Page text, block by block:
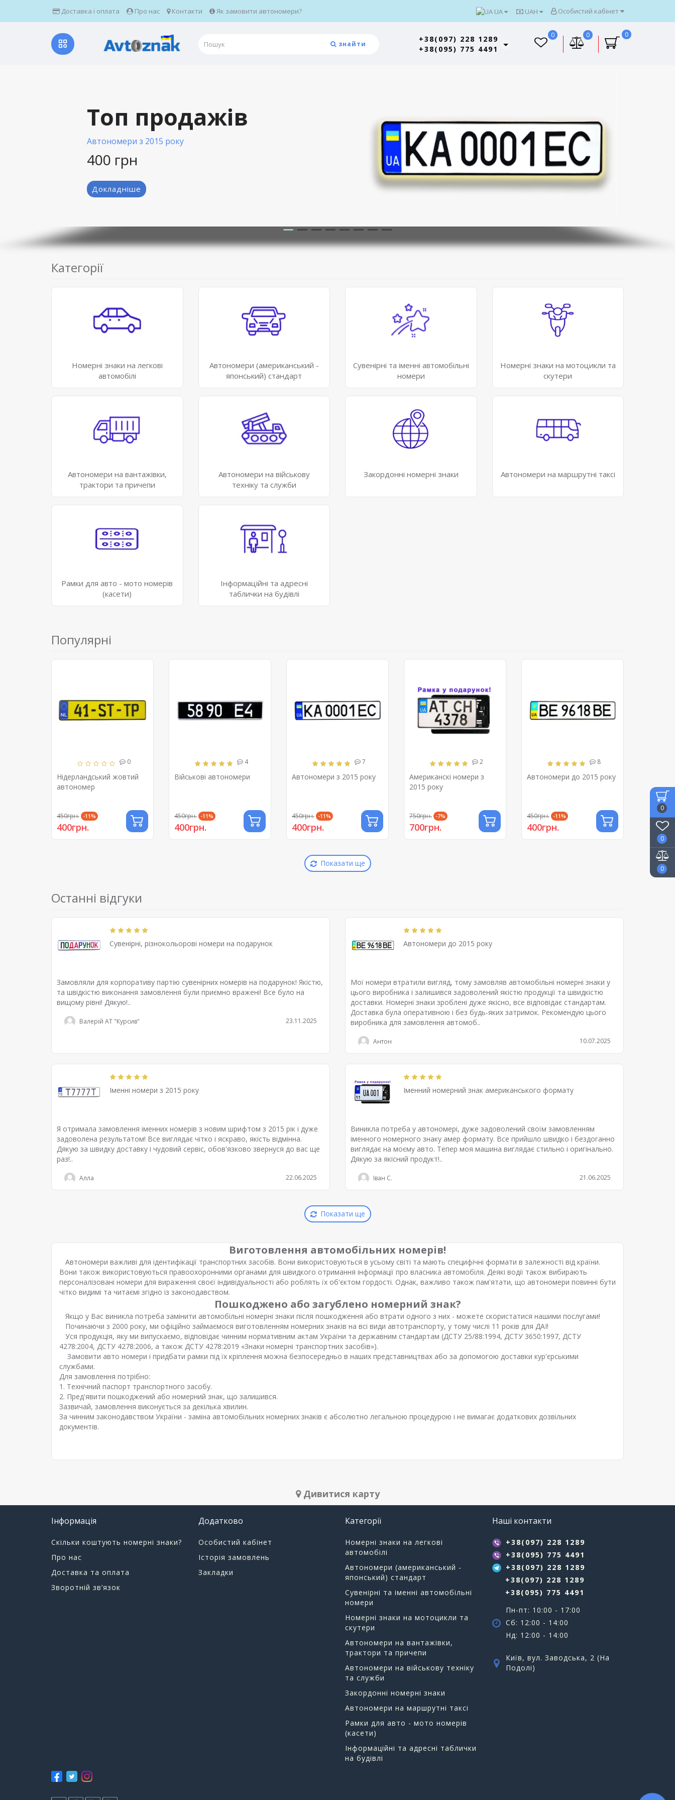
0
0
0
Особистий кабінет
UAH
UA
Доставка і оплата Про нас Контакти Як замовити автономери?
знайти
+38(097) 228 1289
+38(095) 775 4491
0
0
0
Топ продажів
Автономери з 2015 року
Топ продажів
Автономери з 2004 року
400 грн
Докладніше
Топ продажів
"Американські" автономери з 2015 року
700 грн (рамка у подарунок)
Топ продажів
Військові автономери
400 грн
Категорії
Номерні знаки на легкові
автомобілі
Автономери (американський -
японський) стандарт
Сувенірні та іменні автомобільні
номери
Номерні знаки на мотоцикли та
скутери
Автономери на вантажівки,
трактори та причепи
Автономери на військову
техніку та служби
Закордонні номерні знаки Автономери на маршрутні таксі
Рамки для авто - мото номерів
(касети)
Інформаційні та адресні
таблички на будівлі
Популярні
0
Нідерландський жовтий
автономер
450грн. -11%
400грн.
4
Військові автономери
450грн. -11%
400грн.
7
Автономери з 2015 року
450грн. -11%
400грн.
2
Американскі номери з
2015 року
750грн. -7%
700грн.
8
Автономери до 2015 року
450грн. -11%
400грн.
Показати ще
Останні відгуки
Сувенірні, різнокольорові номери на подарунок
Замовляли для корпоративу партію сувенірних номерів на подарунок! Якістю,
та швідкістю виконання замовлення були приємно вражені! Все було на
вищому рівні! Дякую!..
Валерій АТ "Курсив" 23.11.2025
Автономери до 2015 року
Мої номери втратили вигляд, тому замовляв автомобільні номерні знаки у
цього виробника і залишився задоволений якістю продукції та швидкістю
доставки. Номерні знаки зроблені дуже якісно, все відповідає стандартам.
Доставка була оперативною і без будь-яких затримок. Рекомендую цього
виробника для замовлення автомоб..
Антон 10.07.2025
Іменні номери з 2015 року
Я отримала замовлення іменних номерів з новим шрифтом з 2015 рік і дуже
задоволена результатом! Все виглядає чітко і яскраво, якість відмінна.
Дякую за швидку доставку і чудовий сервіс, обов'язково звернуся до вас ще
раз!..
Алла 22.06.2025
Іменний номерний знак американського формату
Виникла потреба у автономері, дуже задоволений своїм замовленням
іменного номерного знаку амер формату. Все прийшло швидко і бездоганно
виглядає на моєму авто. Тепер моя машина виглядає стильно і оригінально.
Дякую за якісний продукт!..
Іван С. 21.06.2025
Показати ще
Виготовлення автомобільних номерів!
Автономери важливі для ідентифікації транспортних засобів. Вони використовуються в усьому світі та мають специфічні формати в залежності від країни.
Вони також використовуються правоохоронними органами для швидкого отримання інформації про власника автомобіля. Деякі водії також вибирають
персоналізовані номери для вираження своєї індивідуальності або роблять їх об'єктом гордості. Однак, важливо також пам'ятати, що автономери повинні бути
чітко видимі та читаємі згідно із законодавством.
Пошкоджено або загублено номерний знак?
Якщо у Вас виникла потреба замінити автомобільні номерні знаки після пошкодження або втрати одного з них - можете скористатися нашими послугами!
Починаючи з 2000 року, ми офіційно займаємося виготовленням номерних знаків на всі види автотранспорту, у тому числі 11 років для ДАІ!
Уся продукція, яку ми випускаємо, відповідає чинним нормативним актам України та державним стандартам (ДСТУ 25/88:1994, ДСТУ 3650:1997, ДСТУ
4278:2004, ДСТУ 4278:2006, а також ДСТУ 4278:2019 «Знаки номерні транспортних засобів»).
Замовити авто номери і придбати рамки під їх кріплення можна безпосередньо в наших представництвах або за допомогою доставки кур'єрськими
службами.
Для замовлення потрібно:
1. Технічний паспорт транспортного засобу.
2. Пред'явити пошкоджений або номерний знак, що залишився.
Зазвичай, замовлення виконується за декілька хвилин.
За чинним законодавством України - заміна автомобільних номерних знаків є абсолютно легальною процедурою і не вимагає додаткових дозвільних
документів.
Дивитися карту
Інформація
Скільки коштують номерні знаки?
Про нас
Доставка та оплата
Зворотній зв’язок
Додатково
Особистий кабінет
Історія замовлень
Закладки
Категорії
Номерні знаки на легкові
автомобілі
Автономери (американський -
японський) стандарт
Сувенірні та іменні автомобільні
номери
Номерні знаки на мотоцикли та
скутери
Автономери на вантажівки,
трактори та причепи
Автономери на військову техніку
та служби
Закордонні номерні знаки
Автономери на маршрутні таксі
Рамки для авто - мото номерів
(касети)
Інформаційні та адресні таблички
на будівлі
Наші контакти
+38(097) 228 1289
+38(095) 775 4491
+38(097) 228 1289
+38(097) 228 1289
+38(095) 775 4491
Пн-пт: 10:00 - 17:00
Сб: 12:00 - 14:00
Нд: 12:00 - 14:00
Київ, вул. Заводська, 2 (На
Подолі)